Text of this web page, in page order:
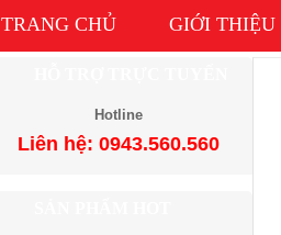
TRANG CHỦ GIỚI THIỆU
Hotline
Liên hệ: 0943.560.560